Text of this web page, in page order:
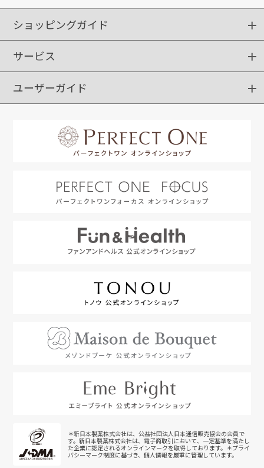
ショッピングガイド
ショッピングガイド
ご注文方法
送料・配送
クーポンご利用方法
サービス
定期購入
ポイントサービス
お知らせメール
ユーザーガイド
＊新日本製薬株式会社は、公益社団法人日本通信販売協会の会員で
す。新日本製薬株式会社は、電子商取引において、一定基準を満たし
た企業に認定されるオンラインマークを取得しております。＊プライ
バシーマーク制度に基づき、個人情報を厳重に管理しています。